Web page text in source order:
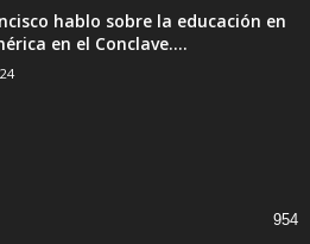
hablo sobre la educación en
en el Conclave....
954